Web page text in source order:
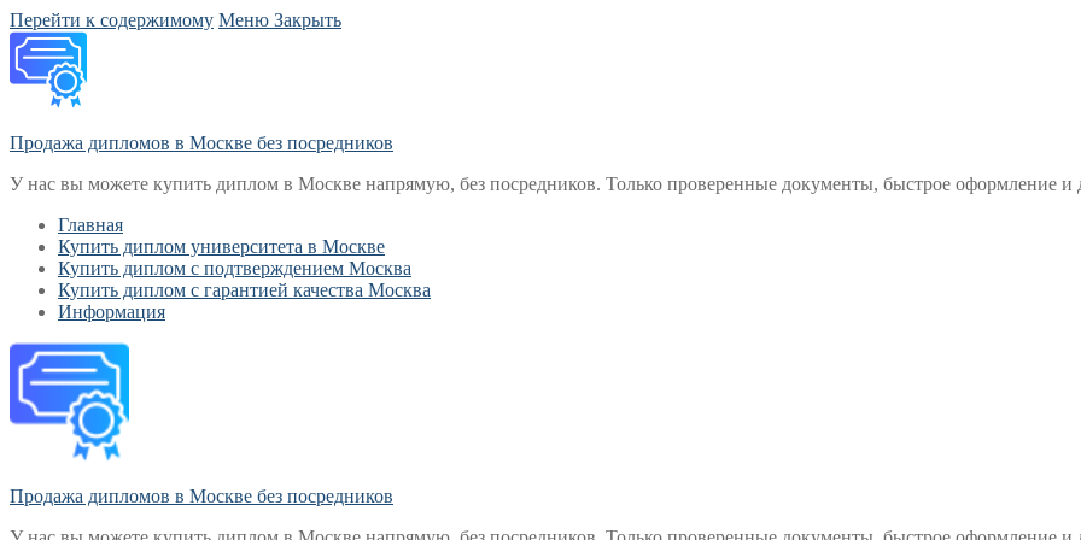
Перейти к содержимому Меню Закрыть
Продажа дипломов в Москве без посредников
У нас вы можете купить диплом в Москве напрямую, без посредников. Только проверенные документы, быстрое оформление и
Главная
Купить диплом университета в Москве
Купить диплом с подтверждением Москва
Купить диплом с гарантией качества Москва
Информация
Продажа дипломов в Москве без посредников